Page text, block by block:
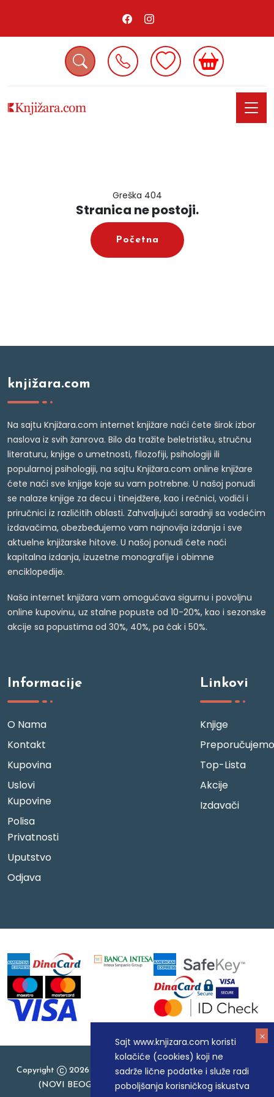
Sajt www.knjizara.com koristi
kolačiće (cookies) koji ne
sadrže lične podatke i služe radi
poboljšanja korisničkog iskustva
Greška 404
Stranica ne postoji.
Početna
knjižara.com
Na sajtu Knjižara.com internet knjižare naći ćete širok izbor
naslova iz svih žanrova. Bilo da tražite beletristiku, stručnu
literaturu, knjige o umetnosti, filozofiji, psihologiji ili
popularnoj psihologiji, na sajtu Knjižara.com online knjižare
ćete naći sve knjige koje su vam potrebne. U našoj ponudi
se nalaze knjige za decu i tinejdžere, kao i rečnici, vodiči i
priručnici iz različitih oblasti. Zahvaljujući saradnji sa vodećim
izdavačima, obezbeđujemo vam najnovija izdanja i sve
aktuelne knjižarske hitove. U našoj ponudi ćete naći
kapitalna izdanja, izuzetne monografije i obimne
enciklopedije.
Naša internet knjižara vam omogućava sigurnu i povoljnu
online kupovinu, uz stalne popuste od 10-20%, kao i sezonske
akcije sa popustima od 30%, 40%, pa čak i 50%.
Informacije
O Nama
Kontakt
Kupovina
Uslovi
Kupovine
Polisa
Privatnosti
Uputstvo
Odjava
Linkovi
Knjige
Preporučujemo
Top-Lista
Akcije
Izdavači
Copyright
2026 Knjizara.com - MAKART DOO BEOGRAD
(NOVI BEOGRAD), PIB: 105184104, MB: 20337524